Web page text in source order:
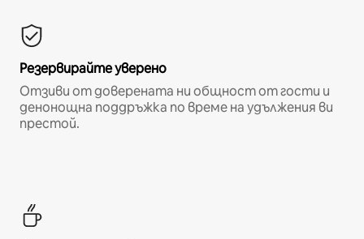
Резервирайте уверено
Отзиви от доверената ни общност от гости и
денонощна поддръжка по време на удължения ви
престой.